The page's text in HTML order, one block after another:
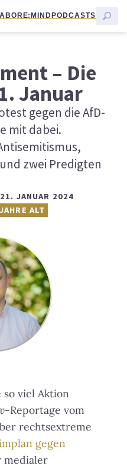
RE:MINDPODCASTS
– Die
Januar
gegen die AfD-
mit dabei.
zwei Predigten
21. JANUAR 2024
ALT
so viel Aktion
-Reportage vom
rechtsextreme
gegen
medialer